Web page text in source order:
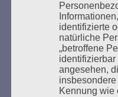
Zum 26. Mal gibt es
des Gedenkens an die
Kaifu-Ufer – genau an
Bücher verbrannten.
identifizierte
natürliche
„betroffene
angesehen,
Kennung wie